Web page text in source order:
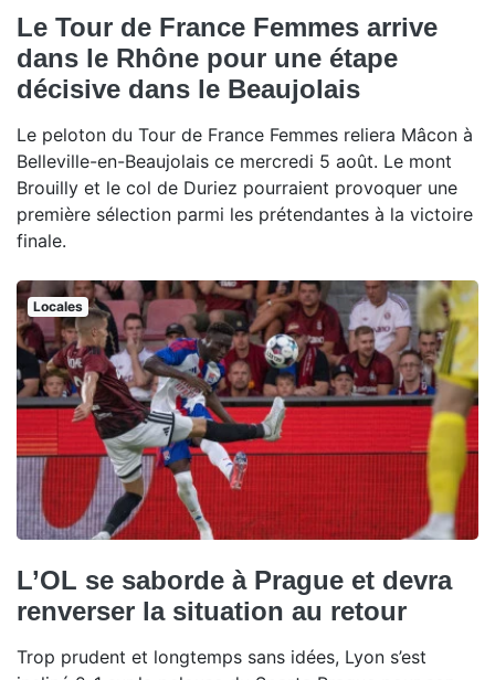
Le Tour de France Femmes arrive
dans le Rhône pour une étape
décisive dans le Beaujolais
Le peloton du Tour de France Femmes reliera Mâcon à
Belleville-en-Beaujolais ce mercredi 5 août. Le mont
Brouilly et le col de Duriez pourraient provoquer une
première sélection parmi les prétendantes à la victoire
finale.
Locales
L’OL se saborde à Prague et devra
renverser la situation au retour
Trop prudent et longtemps sans idées, Lyon s’est